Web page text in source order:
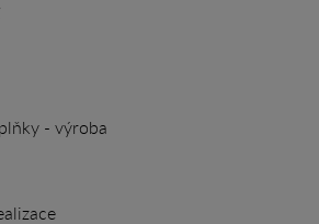
- výroba